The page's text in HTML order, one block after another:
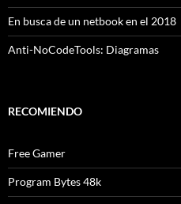
En busca de un netbook en el 2018
Anti-NoCodeTools: Diagramas
RECOMIENDO
Free Gamer
Program Bytes 48k